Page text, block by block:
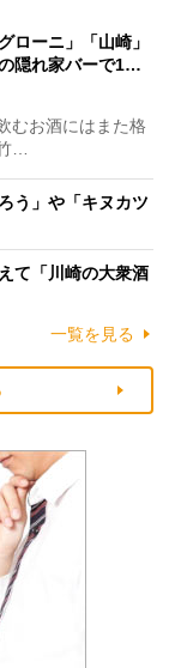
ローニ」「山崎」
隠れ家バーで1…
むお酒にはまた格
…
う」や「キヌカツ
て「川崎の大衆酒
一覧を見る